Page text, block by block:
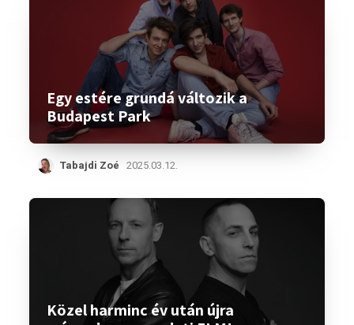
Egy estére grundá változik a
Budapest Park
Tabajdi Zoé 2025.03.12.
Közel harminc év után újra